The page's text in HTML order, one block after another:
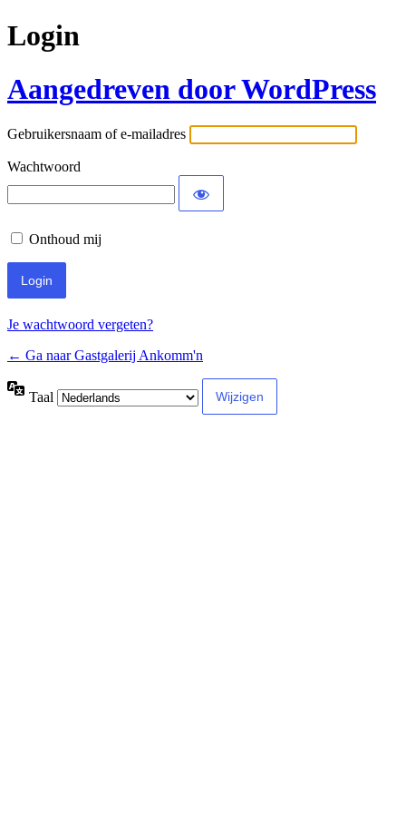
Login
Aangedreven door WordPress
Gebruikersnaam of e-mailadres
Wachtwoord
Onthoud mij
Je wachtwoord vergeten?
← Ga naar Gastgalerij Ankomm'n
Taal